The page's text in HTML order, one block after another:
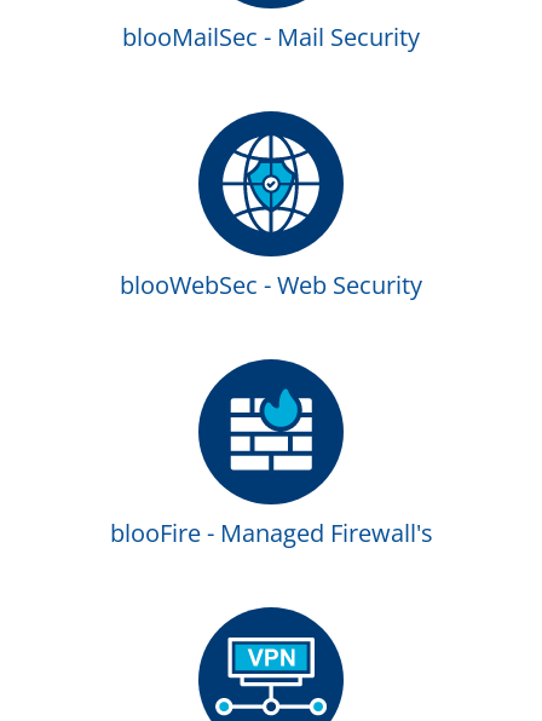
blooMailSec - Mail Security
blooWebSec - Web Security
blooFire - Managed Firewall's